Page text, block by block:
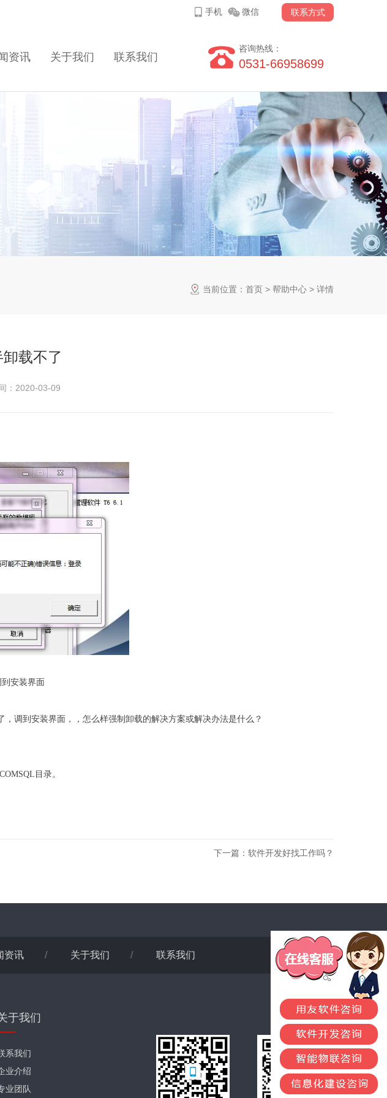
联系方式
微信
手机
资讯 关于我们 联系我们
咨询热线：
0531-66958699
当前位置： 首页 > 帮助中心 > 详情
载不了
2020-03-09
安装界面
调到安装界面，，怎么样强制卸载的解决方案或解决办法是什么？
目录。
下一篇： 软件开发好找工作吗？
资讯 / 关于我们 / 联系我们
于我们
系我们
业介绍
业团队